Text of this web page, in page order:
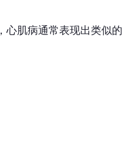
心肌病通常表现出类似的